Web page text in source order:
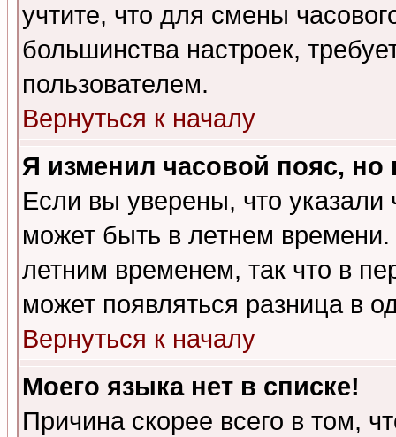
учтите, что для смены
большинства настроек,
пользователем.
Вернуться к началу
Я изменил часовой пояс,
Если вы уверены, что указали
может быть в летнем
летним временем, так что в
может появляться разница в
Вернуться к началу
Моего языка нет в списке!
Причина скорее всего в том,